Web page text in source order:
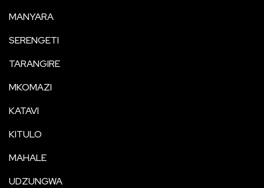
MANYARA
SERENGETI
TARANGIRE
MKOMAZI
KATAVI
KITULO
MAHALE
UDZUNGWA